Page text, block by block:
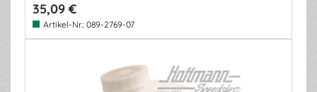
35,09 €
Artikel-Nr.: 089-2769-07